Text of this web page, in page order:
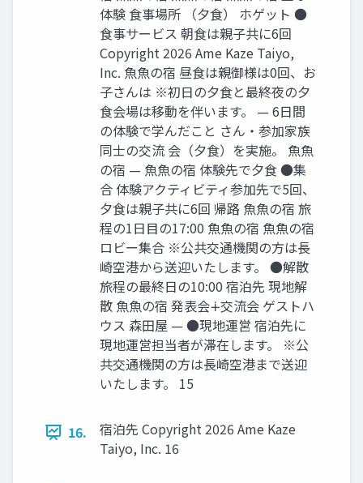
体験 ⾷事場所 （⼣⾷） ホゲット ●
⾷事サービス 朝⾷は親⼦共に6回
Copyright 2026 Ame Kaze Taiyo,
Inc. ⿂⿂の宿 昼⾷は親御様は0回、お
⼦さんは ※初⽇の⼣⾷と最終夜の⼣
⾷会場は移動を伴います。 — 6⽇間
の体験で学んだこと さん‧参加家族
同⼠の交流 会（⼣⾷）を実施。 ⿂⿂
の宿 — ⿂⿂の宿 体験先で⼣⾷ ●集
合 体験アクティビティ参加先で5回、
⼣⾷は親⼦共に6回 帰路 ⿂⿂の宿 旅
程の1⽇⽬の17:00 ⿂⿂の宿 ⿂⿂の宿
ロビー集合 ※公共交通機関の⽅は⻑
崎空港から送迎いたします。 ●解散
旅程の最終⽇の10:00 宿泊先 現地解
散 ⿂⿂の宿 発表会∔交流会 ゲストハ
ウス 森⽥屋 — ●現地運営 宿泊先に
現地運営担当者が滞在します。 ※公
共交通機関の⽅は⻑崎空港まで送迎
いたします。 15
16.
宿泊先 Copyright 2026 Ame Kaze
Taiyo, Inc. 16